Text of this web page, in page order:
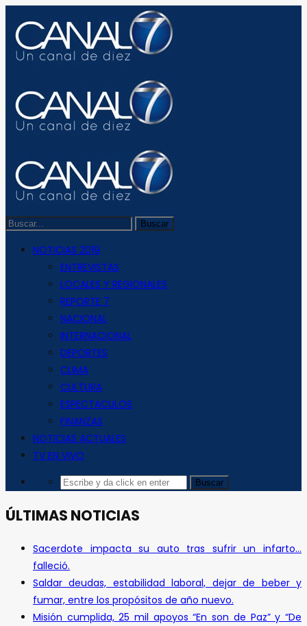
NOTICIAS 2019
ENTREVISTAS
LOCALES Y REGIONALES
REPORTE 7
NACIONAL
INTERNACIONAL
DEPORTES
CLIMA
CULTURA
ESPECTACULOS
FINANZAS
NOTICIAS ACTUALES
TV EN VIVO
ÚLTIMAS NOTICIAS
Sacerdote impacta su auto tras sufrir un infarto…
falleció.
Saldar deudas, estabilidad laboral, dejar de beber y
fumar, entre los propósitos de año nuevo.
Misión cumplida, 25 mil apoyos “En son de Paz” y “De